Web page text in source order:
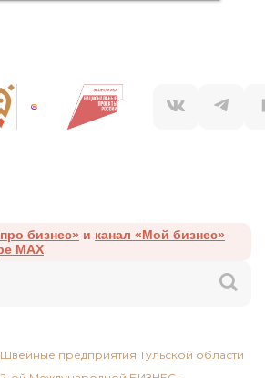
бизнес» и канал «Мой бизнес»
MAX
Швейные предприятия Тульской области